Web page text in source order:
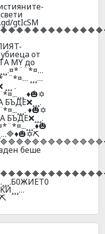
gtIcSM
oт
МY до
¸¸¸…
.
♦️🎃✡️
♦️🎃✡️
БЪДE❌¸¸¸.
бeшe